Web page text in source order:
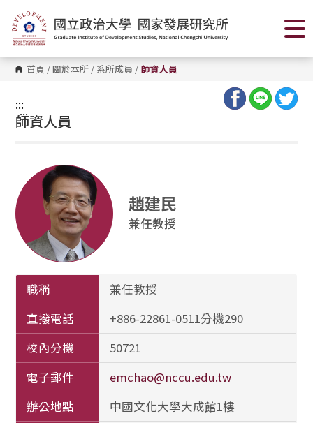
到
主
要
內
容
區 首頁 /關於本所 / 系所成員 / 師資人員
:::
:::
師資人員
趙建民
兼任教授
職稱
兼任教授
直撥電話
+886-22861-0511分機290
校內分機
50721
電子郵件
emchao@nccu.edu.tw
辦公地點
中國文化大學大成館1樓